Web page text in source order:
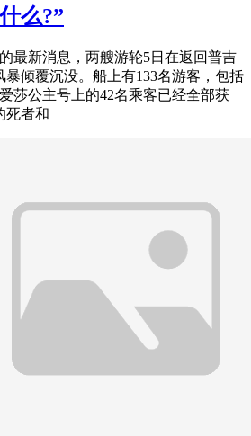
么?”
最新消息，两艘游轮5日在返回普吉
暴倾覆沉没。船上有133名游客，包括
莎公主号上的42名乘客已经全部获
死者和